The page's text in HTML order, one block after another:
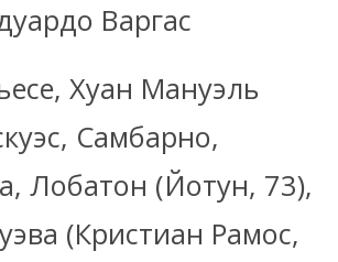
Варгас
Хуан Мануэль
Самбарно,
Лобатон (Йотун, 73),
(Кристиан Рамос,